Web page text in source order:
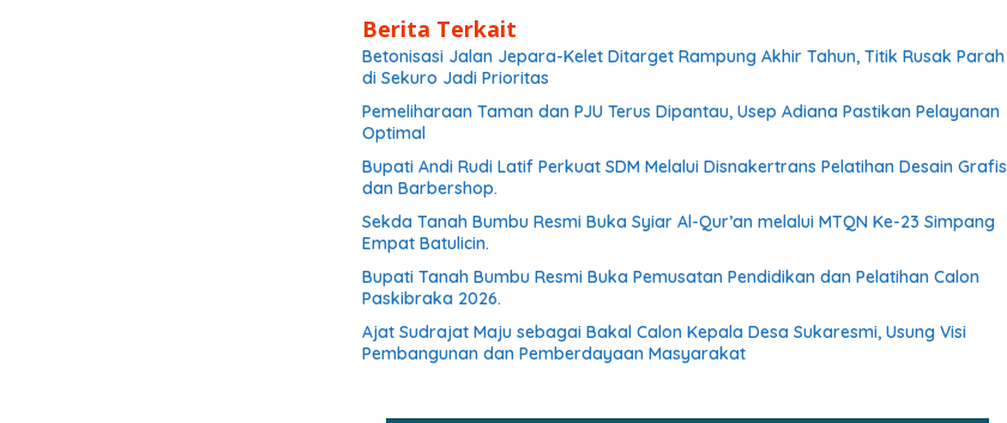
Berita Terkait
Betonisasi Jalan Jepara-Kelet Ditarget Rampung Akhir Tahun, Titik Rusak Parah
di Sekuro Jadi Prioritas
Pemeliharaan Taman dan PJU Terus Dipantau, Usep Adiana Pastikan Pelayanan
Optimal
Bupati Andi Rudi Latif Perkuat SDM Melalui Disnakertrans Pelatihan Desain Grafis
dan Barbershop.
Sekda Tanah Bumbu Resmi Buka Syiar Al-Qur’an melalui MTQN Ke-23 Simpang
Empat Batulicin.
Bupati Tanah Bumbu Resmi Buka Pemusatan Pendidikan dan Pelatihan Calon
Paskibraka 2026.
Ajat Sudrajat Maju sebagai Bakal Calon Kepala Desa Sukaresmi, Usung Visi
Pembangunan dan Pemberdayaan Masyarakat